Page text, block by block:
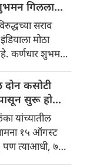
गिलला
सराव
मोठा
कर्णधार शुभमन
नाही.
दोन कसोटी
सुरू होणार;
सामना
यांच्यातील
१५ ऑगस्ट
पण त्याआधी, ७